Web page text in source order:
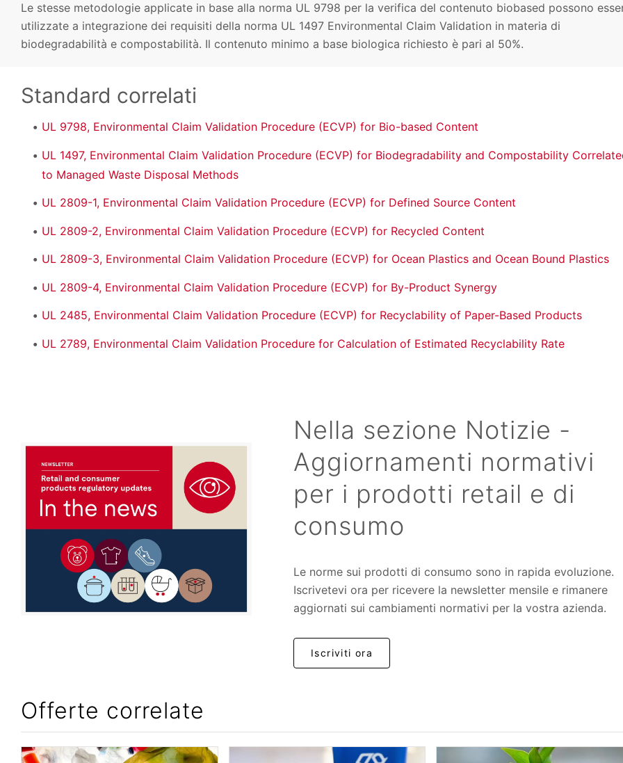
Le stesse metodologie applicate in base alla norma UL 9798 per la verifica del contenuto biobased possono
utilizzate a integrazione dei requisiti della norma UL 1497 Environmental Claim Validation in materia di
biodegradabilità e compostabilità. Il contenuto minimo a base biologica richiesto è pari al 50%.
Standard correlati
UL 9798, Environmental Claim Validation Procedure (ECVP) for Bio-based Content
UL 1497, Environmental Claim Validation Procedure (ECVP) for Biodegradability and Compostability
to Managed Waste Disposal Methods
UL 2809-1, Environmental Claim Validation Procedure (ECVP) for Defined Source Content
UL 2809-2, Environmental Claim Validation Procedure (ECVP) for Recycled Content
UL 2809-3, Environmental Claim Validation Procedure (ECVP) for Ocean Plastics and Ocean Bound Plastics
UL 2809-4, Environmental Claim Validation Procedure (ECVP) for By-Product Synergy
UL 2485, Environmental Claim Validation Procedure (ECVP) for Recyclability of Paper-Based Products
UL 2789, Environmental Claim Validation Procedure for Calculation of Estimated Recyclability Rate
Nella sezione Notizie -
Aggiornamenti normativi
per i prodotti retail e di
consumo
Le norme sui prodotti di consumo sono in rapida evoluzione.
Iscrivetevi ora per ricevere la newsletter mensile e rimanere
aggiornati sui cambiamenti normativi per la vostra azienda.
Iscriviti ora
Offerte correlate